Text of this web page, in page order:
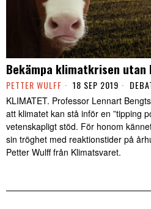
Bekämpa klimatkrisen
PETTER WULFF 18 SEP 2019
KLIMATET. Professor Lennart
att klimatet kan stå inför en ”tipping
vetenskapligt stöd. För honom
sin tröghet med reaktionstider på
Petter Wulff från Klimatsvaret.